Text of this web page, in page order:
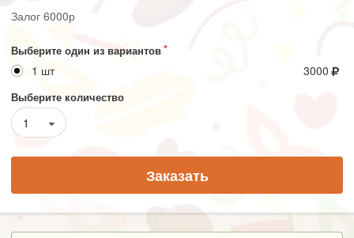
Залог 6000р
Выберите один из вариантов
1 шт 3000
Выберите количество
1
Заказать